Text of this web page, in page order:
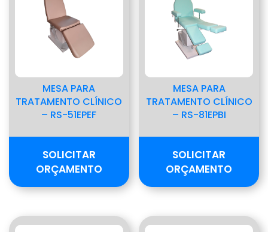
MESA PARA
TRATAMENTO CLÍNICO
– RS-51EPEF
SOLICITAR
ORÇAMENTO
MESA PARA
TRATAMENTO CLÍNICO
– RS-81EPBI
SOLICITAR
ORÇAMENTO